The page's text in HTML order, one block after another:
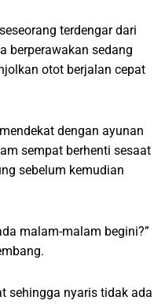
terdengar dari
berperawakan sedang
otot berjalan cepat
dengan ayunan
sempat berhenti sesaat
sebelum kemudian
malam-malam begini?”
sehingga nyaris tidak ada